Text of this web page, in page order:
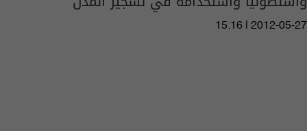
15:16 | 2012-05-27